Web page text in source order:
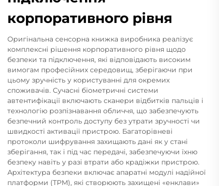
корпоративного рівня
Оригінальна сенсорна книжка виробника реалізує
комплексні рішення корпоративного рівня щодо
безпеки та підключення, які відповідають високим
вимогам професійних середовищ, зберігаючи при
цьому зручність у користуванні для окремих
споживачів. Сучасні біометричні системи
автентифікації включають сканери відбитків пальців і
технологію розпізнавання обличчя, що забезпечують
безпечний контроль доступу без утрати зручності чи
швидкості активації пристрою. Багаторівневі
протоколи шифрування захищають дані як у стані
зберігання, так і під час передачі, забезпечуючи їхню
безпеку навіть у разі втрати або крадіжки пристрою.
Архітектура безпеки включає апаратні модулі надійної
платформи (TPM), які створюють захищені «енклави»